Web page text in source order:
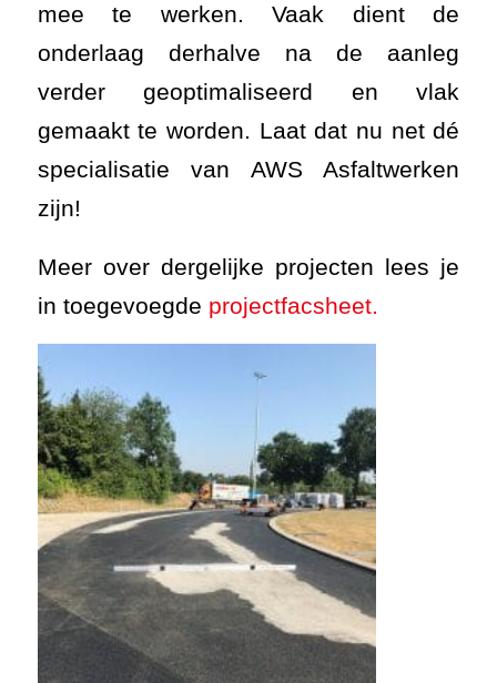
mee te werken. Vaak dient de
onderlaag derhalve na de aanleg
verder geoptimaliseerd en vlak
gemaakt te worden. Laat dat nu net dé
specialisatie van AWS Asfaltwerken
zijn!
Meer over dergelijke projecten lees je
in toegevoegde projectfacsheet.